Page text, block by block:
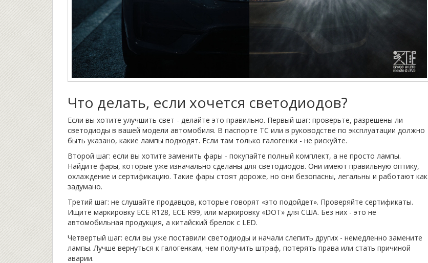
Что делать, если хочется светодиодов?
Если вы хотите улучшить свет - делайте это правильно. Первый шаг: проверьте, разрешены ли
светодиоды в вашей модели автомобиля. В паспорте ТС или в руководстве по эксплуатации должно
быть указано, какие лампы подходят. Если там только галогенки - не рискуйте.
Второй шаг: если вы хотите заменить фары - покупайте полный комплект, а не просто лампы.
Найдите фары, которые уже изначально сделаны для светодиодов. Они имеют правильную оптику,
охлаждение и сертификацию. Такие фары стоят дороже, но они безопасны, легальны и работают как
задумано.
Третий шаг: не слушайте продавцов, которые говорят «это подойдет». Проверяйте сертификаты.
Ищите маркировку ECE R128, ECE R99, или маркировку «DOT» для США. Без них - это не
автомобильная продукция, а китайский брелок с LED.
Четвертый шаг: если вы уже поставили светодиоды и начали слепить других - немедленно замените
лампы. Лучше вернуться к галогенкам, чем получить штраф, потерять права или стать причиной
аварии.